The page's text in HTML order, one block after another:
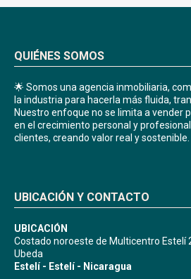
QUIÉNES SOMOS
🌟 Somos una agencia inmobiliaria,
la industria para hacerla más fluida,
Nuestro enfoque no se limita a vender
en el crecimiento personal y
clientes, creando valor real y sostenible.
UBICACIÓN Y CONTACTO
UBICACIÓN
Costado noroeste de Multicentro Estelí
Ubeda
Estelí - Estelí - Nicaragua